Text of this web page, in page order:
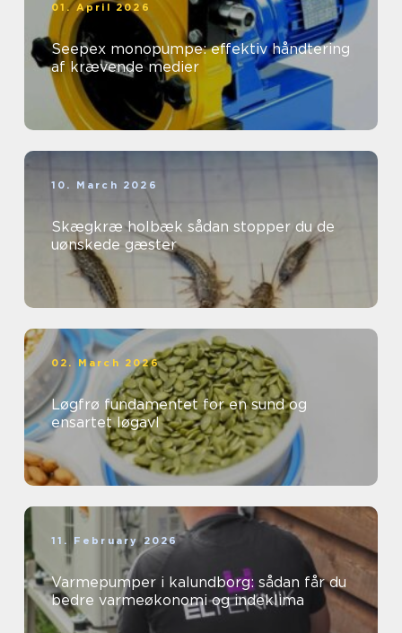
01. April 2026
Seepex monopumpe: effektiv håndtering
af krævende medier
10. March 2026
Skægkræ holbæk sådan stopper du de
uønskede gæster
02. March 2026
Løgfrø fundamentet for en sund og
ensartet løgavl
11. February 2026
Varmepumper i kalundborg: sådan får du
bedre varmeøkonomi og indeklima